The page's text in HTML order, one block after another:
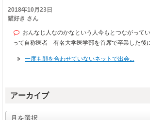
2018年10月23日
猫好き さん
おんなじ人なのかなという人今もとつながって
って自称医者 有名大学医学部を首席で卒業した後
一度も顔を合わせていないネットで出会...
アーカイブ
ア